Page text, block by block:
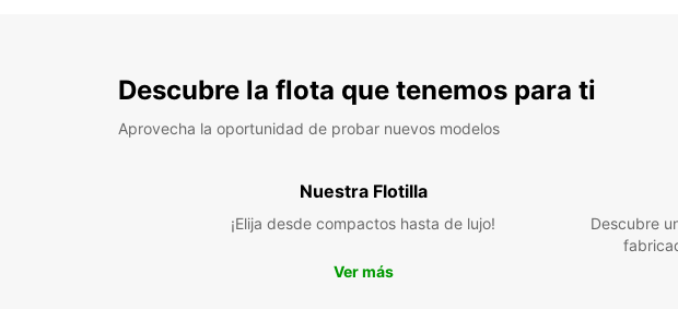
Descubre la flota que tenemos para ti
Aprovecha la oportunidad de probar nuevos modelos
Nuestra Flotilla
¡Elija desde compactos hasta de lujo!
Ver más
Descubre